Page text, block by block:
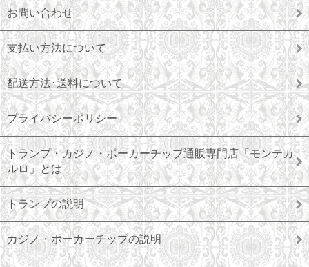
お問い合わせ
支払い方法について
配送方法･送料について
プライバシーポリシー
トランプ・カジノ・ポーカーチップ通販専門店「モンテカ
ルロ」とは
トランプの説明
カジノ・ポーカーチップの説明